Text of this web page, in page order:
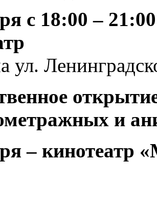
с 18:00 –
ул.
и
– кинотеатр